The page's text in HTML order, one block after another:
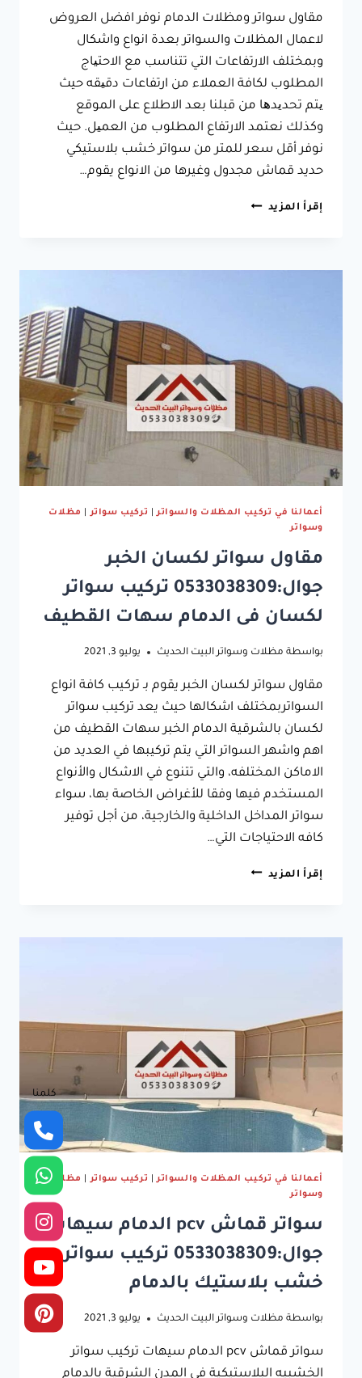
مقاول سواتر ومظلات الدمام نوفر افضل العروض
لاعمال المظلات والسواتر بعدة انواع واشكال
وبمختلف الارتفاعات التي تتناسب مع الاحتیاج
المطلوب لكافة العملاء من ارتفاعات دقیقه حيث
یتم تحدیدھا من قبلنا بعد الاطلاع على الموقع
وكذلك نعتمد الارتفاع المطلوب من العمیل. حيث
نوفر أقل سعر للمتر من سواتر خشب بلاستيكي
حديد قماش مجدول وغيرها من الانواع يقوم…
إقرأ المزيد مقاول
جوال:0533038309
الدمام
أعمالنا في تركيب المظلات والسواتر| تركيب سواتر|
مظلات
وسواتر
مقاول سواتر لكسان الخبر
جوال:0533038309 تركيب سواتر
لكسان فى الدمام سهات القطيف
بواسطة مظلات وسواتر البيت الحديث يوليو 3, 2021
مقاول سواتر لكسان الخبر يقوم بـ تركيب كافة انواع
السواتربمختلف اشكالها حيث يعد تركيب سواتر
لكسان بالشرقية الدمام الخبر سهات القطيف من
اهم واشهر السواتر التي يتم تركيبها في العديد من
الاماكن المختلفه، والتي تتنوع في الاشكال والأنواع
المستخدم فيها وفقا للأغراض الخاصة بها، سواء
سواتر المداخل الداخلية والخارجية، من أجل توفير
كافه الاحتياجات التي…
إقرأ المزيد مقاول
جوال:0533038309
الدمام
سهات
القطيف
أعمالنا في تركيب المظلات والسواتر| تركيب سواتر|
مظلات
وسواتر
سواتر قماش pcv الدمام سيهات
جوال:0533038309 تركيب سواتر
خشب بلاستيك بالدمام
بواسطة مظلات وسواتر البيت الحديث يوليو 3, 2021
سواتر قماش pcv الدمام سيهات تركيب سواتر
الخشبيه البلاستيكية في المدن الشرقية بالدمام
كلمنا